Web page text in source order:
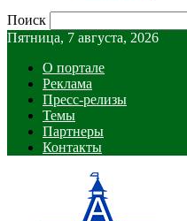
Поиск
Пятница, 7 августа, 2026
О портале
Реклама
Пресс-релизы
Темы
Партнеры
Контакты